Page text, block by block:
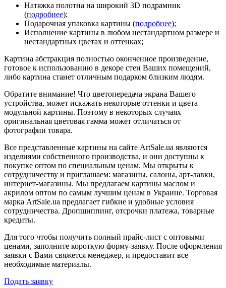
Натяжка полотна на широкий 3D подрамник
(подробнее);
Подарочная упаковка картины (подробнее);
Исполнение картины в любом нестандартном размере и
нестандартных цветах и оттенках;
Картина абстракция полностью оконченное произведение,
готовое к использованию в декоре стен Ваших помещений,
либо картина станет отличным подарком близким людям.
Обратите внимание! Что цветопередача экрана Вашего
устройства, может искажать некоторые оттенки и цвета
модульной картины. Поэтому в некоторых случаях
оригинальная цветовая гамма может отличаться от
фотографии товара.
Все представленные картины на сайте ArtSale.ua являются
изделиями собственного производства, и они доступны к
покупке оптом по специальным ценам. Мы открыты к
сотрудничеству и приглашаем: магазины, салоны, арт-лавки,
интернет-магазины. Мы предлагаем картины маслом и
акрилом оптом по самым лучшим ценам в Украине. Торговая
марка ArtSale.ua предлагает гибкие и удобные условия
сотрудничества. Дропшиппинг, отсрочки платежа, товарные
кредиты.
Для того чтобы получить полный прайс-лист с оптовыми
ценами, заполните короткую форму-заявку. После оформления
заявки с Вами свяжется менеджер, и предоставит все
необходимые материалы.
Подать заявку